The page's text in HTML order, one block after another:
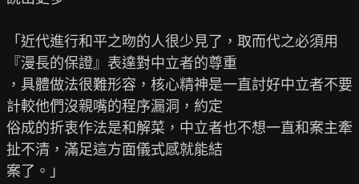
「近代進行和平之吻的人很少見了，取而代之必須用
『漫長的保證』表達對中立者的尊重
，具體做法很難形容，核心精神是一直討好中立者不要
計較他們沒親嘴的程序漏洞，約定
俗成的折衷作法是和解菜，中立者也不想一直和案主牽
扯不清，滿足這方面儀式感就能結
案了。」